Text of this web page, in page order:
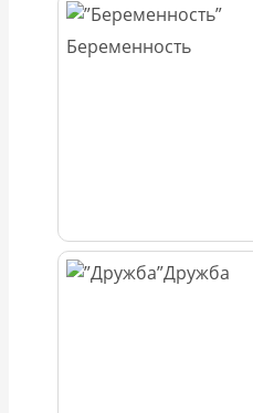
Беременность
Дружба